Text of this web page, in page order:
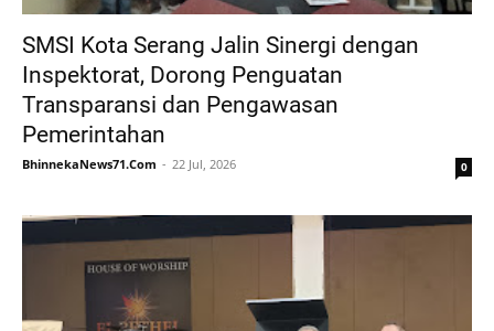
SMSI Kota Serang Jalin Sinergi dengan
Inspektorat, Dorong Penguatan
Transparansi dan Pengawasan
Pemerintahan
BhinnekaNews71.Com 22 Jul, 2026 0